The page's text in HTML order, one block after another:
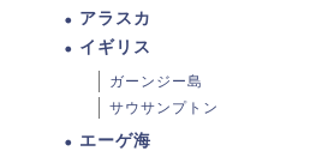
アラスカ
イギリス
ガーンジー島
サウサンプトン
エーゲ海